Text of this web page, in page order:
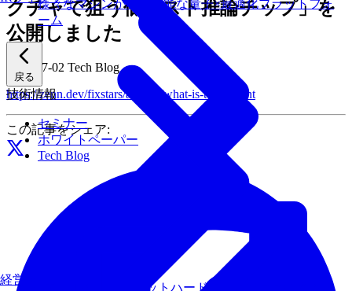
様々なマシンが利用可能な量子×最適化プラットフォ
ーム
戻る
技術情報
セミナー
ホワイトペーパー
Tech Blog
経営理念
AIモデルを、ターゲットハードウェアで最速にする
クチャで狙う低コスト推論チップ」を
公開しました
2026-07-02 Tech Blog
https://zenn.dev/fixstars/articles/what-is-tenstorrent
この記事をシェア: